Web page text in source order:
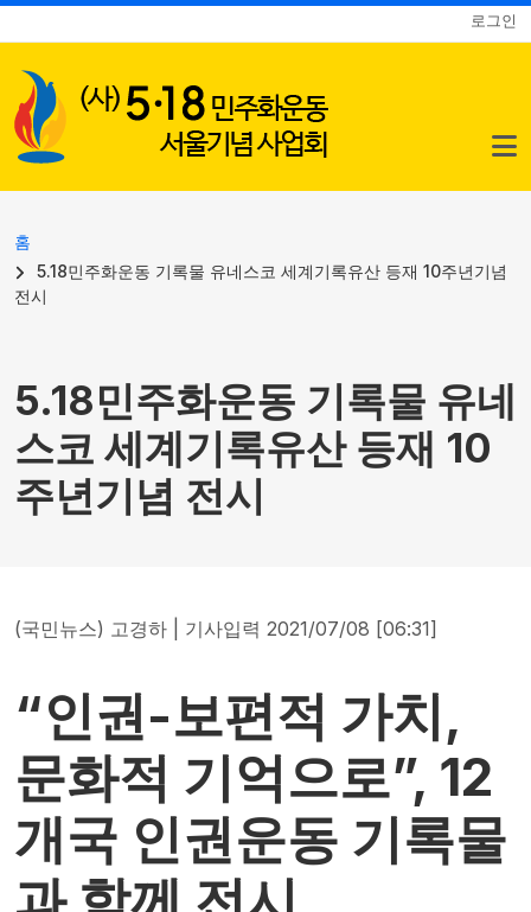
주요 콘텐츠로 건너뛰기
사용자 계정 메뉴 로그인
이동 경로
홈
5.18민주화운동 기록물 유네스코 세계기록유산 등재 10주년기념
전시
5.18민주화운동 기록물 유네
스코 세계기록유산 등재 10
주년기념 전시
(국민뉴스) 고경하 | 기사입력 2021/07/08 [06:31]
“인권-보편적 가치,
문화적 기억으로”, 12
개국 인권운동 기록물